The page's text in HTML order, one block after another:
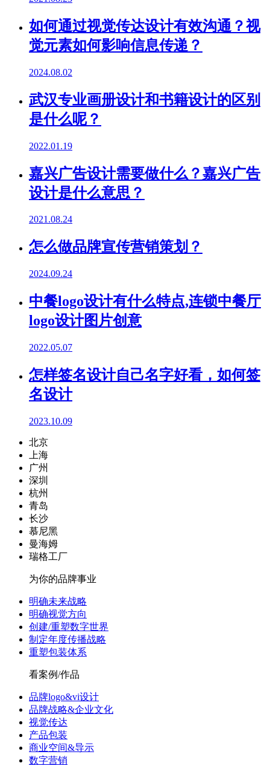
如何通过视觉传达设计有效沟通？视
觉元素如何影响信息传递？
2024.08.02
武汉专业画册设计和书籍设计的区别
是什么呢？
2022.01.19
嘉兴广告设计需要做什么？嘉兴广告
设计是什么意思？
2021.08.24
怎么做品牌宣传营销策划？
2024.09.24
中餐logo设计有什么特点,连锁中餐厅
logo设计图片创意
2022.05.07
怎样签名设计自己名字好看，如何签
名设计
2023.10.09
北京
上海
广州
深圳
杭州
青岛
长沙
慕尼黑
曼海姆
瑞格工厂
为你的品牌事业
明确未来战略
明确视觉方向
创建/重塑数字世界
制定年度传播战略
重塑包装体系
看案例/作品
品牌logo&vi设计
品牌战略&企业文化
视觉传达
产品包装
商业空间&导示
数字营销